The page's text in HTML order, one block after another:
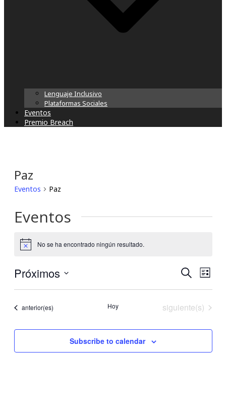
Lenguaje Inclusivo
Plataformas Sociales
Eventos
Premio Breach
Paz
Eventos Paz
Eventos
Notice No se ha encontrado ningún resultado.
y
vistas
Buscar
de
de
Lista
Próximos
Eventos
anterior(es) Hoy Eventos
siguiente(s)
Subscribe to calendar